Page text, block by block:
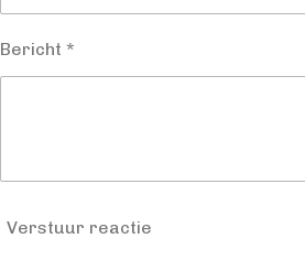
Bericht *
Verstuur reactie